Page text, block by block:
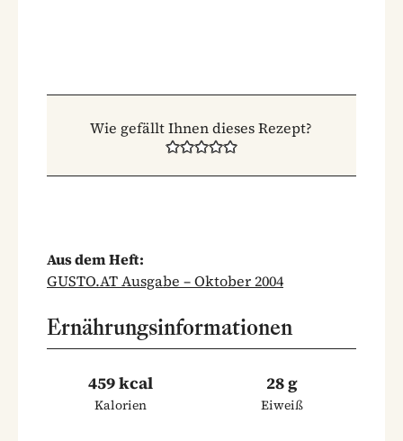
Wie gefällt Ihnen dieses Rezept?
Aus dem Heft:
GUSTO.AT Ausgabe – Oktober 2004
Ernährungsinformationen
459 kcal
Kalorien
28 g
Eiweiß